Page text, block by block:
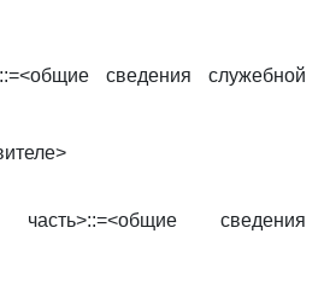
сведения служебной
часть>::=<общие сведения